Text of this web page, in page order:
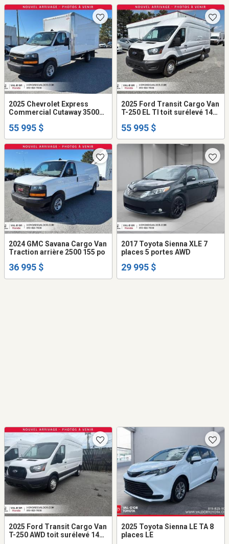
2025 Chevrolet Express
Commercial Cutaway 3500
55 995 $
2025 Ford Transit Cargo Van
T-250 EL TI toit surélevé 148
55 995 $
2024 GMC Savana Cargo Van
Traction arrière 2500 155 po
36 995 $
2017 Toyota Sienna XLE 7
places 5 portes AWD
29 995 $
2025 Ford Transit Cargo Van
T-250 AWD toit surélevé 148
2025 Toyota Sienna LE TA 8
places LE